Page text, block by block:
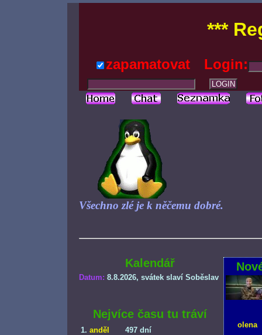
***
zapamatovat Login:
Všechno zlé je k něčemu dobré.
Kalendář
Datum: 8.8.2026, svátek slaví Soběslav
Nejvíce času tu tráví
1. anděl
497 dní
olena